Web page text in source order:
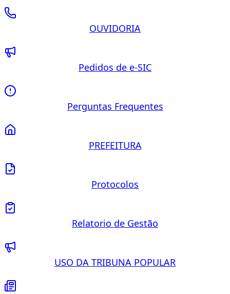
OUVIDORIA
Pedidos de e-SIC
Perguntas Frequentes
PREFEITURA
Protocolos
Relatorio de Gestão
USO DA TRIBUNA POPULAR